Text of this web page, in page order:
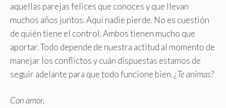
aquellas parejas felices que conoces y que llevan
muchos años juntos. Aquí nadie pierde. No es cuestión
de quién tiene el control. Ambos tienen mucho que
aportar. Todo depende de nuestra actitud al momento de
manejar los conflictos y cuán dispuestas estamos de
seguir adelante para que todo funcione bien.¿Te animas?
Con amor,